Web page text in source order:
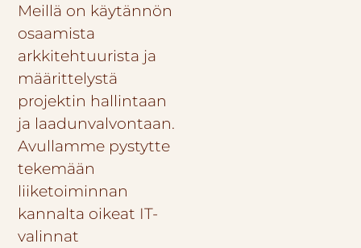
Meillä on käytännön
osaamista
arkkitehtuurista ja
määrittelystä
projektin hallintaan
ja laadunvalvontaan.
Avullamme pystytte
tekemään
liiketoiminnan
kannalta oikeat IT-
valinnat